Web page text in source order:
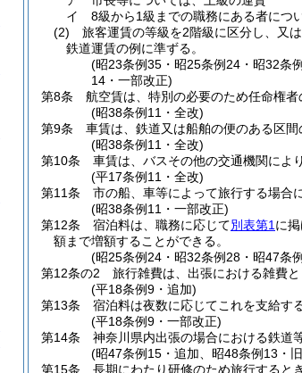
イ
8級から1級までの職務にある者につ
(2)
旅客運賃の等級を2階級に区分し、又
鉄道運賃の例に準ずる。
(昭23条例35・昭25条例24・昭32条
14・一部改正)
第8条
航空賃は、特別の必要のため任命権
(昭38条例11・全改)
第9条
車賃は、鉄道又は船舶の便のある区
(昭38条例11・全改)
第10条
車賃は、バスその他の交通機関によ
(平17条例11・全改)
第11条
市の船、車等によって旅行する場合
(昭38条例11・一部改正)
第12条
宿泊料は、職務に応じて別表第1 に
額まで増額することができる。
(昭25条例24・昭32条例28・昭47条
第12条の2
旅行雑費は、出張における雑費
(平18条例9・追加)
第13条
宿泊料は夜数に応じてこれを支給する
(平18条例9・一部改正)
第14条
神奈川県内出張の場合における鉄道
(昭47条例15・追加、昭48条例13・
第15条
長期にわたり研修のため旅行するとき